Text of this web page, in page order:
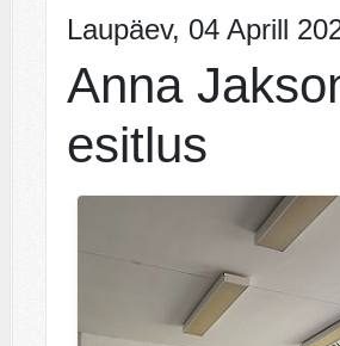
Laupäev, 04 Aprill
Anna
esitlus